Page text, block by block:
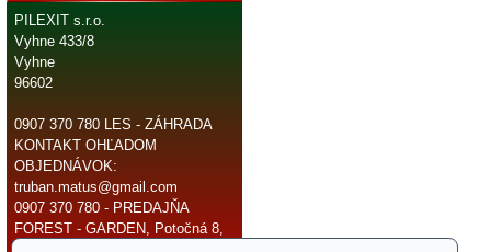
PILEXIT s.r.o.
Vyhne 433/8
Vyhne
96602
0907 370 780 LES - ZÁHRADA
KONTAKT OHĽADOM
OBJEDNÁVOK:
truban.matus@gmail.com
0907 370 780 - PREDAJŇA
FOREST - GARDEN, Potočná 8,